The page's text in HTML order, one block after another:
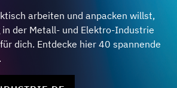
arbeiten und anpacken willst,
in der Metall- und Elektro-Industrie
dich. Entdecke hier 40 spannende